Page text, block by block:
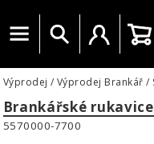
Menu Vyhledat
Výprodej / Výprodej Brankář /
Brankářské
5570000-7700